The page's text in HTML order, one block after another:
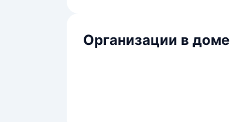
Организации в доме